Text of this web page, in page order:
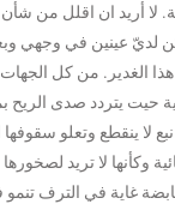
لا أريد ان اقلل من
لديّ عينين في وجهي
هذا الغدير. من كل
حيت يتردد صدى الريح
لا ينقطع وتعلو
وكأنها لا تريد